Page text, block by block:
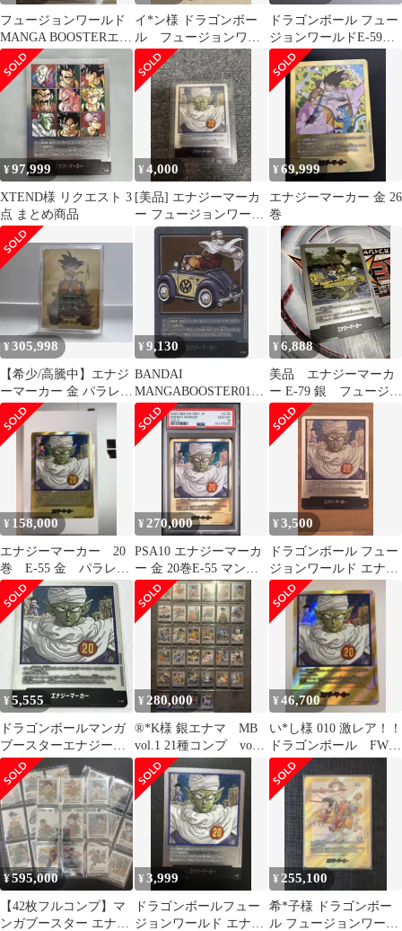
フュージョンワールド
MANGA BOOSTERエナ
ジーマーカーＥ-55 20
巻銀
イ*ン様 ドラゴンボー
ル フュージョンワー
ルド マンガブースタ
ー エナジーマーカ
ドラゴンボール フュー
ジョンワールドE-59★
金エナジーマーカー
表紙29巻
¥97,999
XTEND様 リクエスト 3
点 まとめ商品
¥4,000
[美品] エナジーマーカ
ー フュージョンワール
ド E-55 ピッコロ 20巻
¥69,999
エナジーマーカー 金 26
巻
¥305,998
【希少/高騰中】エナジ
ーマーカー 金 パラレル
13巻 E-48 ドラゴンボー
ル
¥9,130
BANDAI
MANGABOOSTER01
(SB01収録)エナジーマ
ーカー [単行本表紙二
十九巻](銀背景) E-59
¥6,888
美品 エナジーマーカ
ー E-79 銀 フュージョ
ンワールド 漫画 25
巻
¥ 158,000
エナジーマーカー 20
巻 E-55 金 パラレル
フュージョンワールド
¥ 270,000
PSA10 エナジーマーカ
ー 金 20巻E-55 マンガ
ブースター
¥3,500
ドラゴンボール フュー
ジョンワールド エナジ
ーマーカー E-55 20巻
¥5,555
ドラゴンボールマンガ
ブースターエナジーマ
ーカーE-55
¥280,000
®*K様 銀エナマ MB
vol.1 21種コンプ vol.2
13種 ⭐︎美品
¥46,700
い*し様 010 激レア！！
ドラゴンボール FWエ
ナジーマーカー 金
20巻表紙
¥595,000
【42枚フルコンプ】マ
ンガブースター エナジ
¥3,999
ドラゴンボールフュー
ジョンワールド エナジ
¥ 255,100
希*子様 ドラゴンボー
ル フュージョンワール